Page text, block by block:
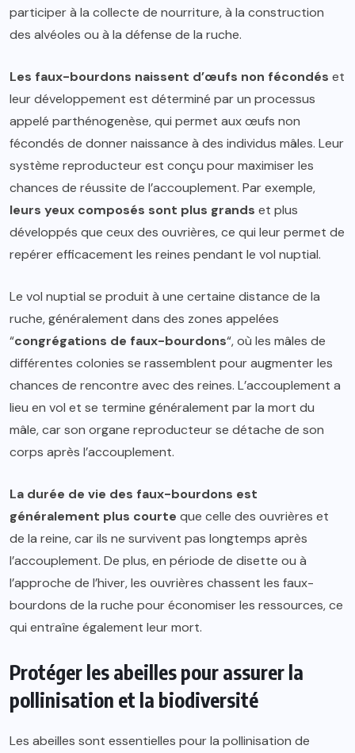
participer à la collecte de nourriture, à la construction
des alvéoles ou à la défense de la ruche.
Les faux-bourdons naissent d’œufs non fécondés et
leur développement est déterminé par un processus
appelé parthénogenèse, qui permet aux œufs non
fécondés de donner naissance à des individus mâles. Leur
système reproducteur est conçu pour maximiser les
chances de réussite de l’accouplement. Par exemple,
leurs yeux composés sont plus grands et plus
développés que ceux des ouvrières, ce qui leur permet de
repérer efficacement les reines pendant le vol nuptial.
Le vol nuptial se produit à une certaine distance de la
ruche, généralement dans des zones appelées
“congrégations de faux-bourdons“, où les mâles de
différentes colonies se rassemblent pour augmenter les
chances de rencontre avec des reines. L’accouplement a
lieu en vol et se termine généralement par la mort du
mâle, car son organe reproducteur se détache de son
corps après l’accouplement.
La durée de vie des faux-bourdons est
généralement plus courte que celle des ouvrières et
de la reine, car ils ne survivent pas longtemps après
l’accouplement. De plus, en période de disette ou à
l’approche de l’hiver, les ouvrières chassent les faux-
bourdons de la ruche pour économiser les ressources, ce
qui entraîne également leur mort.
Protéger les abeilles pour assurer la
pollinisation et la biodiversité
Les abeilles sont essentielles pour la pollinisation de